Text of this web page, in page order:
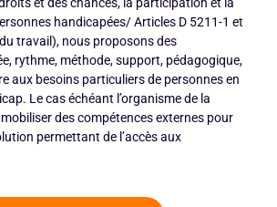
handicapées/ Articles D 5211-1 et
travail), nous proposons des
rythme, méthode, support, pédagogique,
aux besoins particuliers de personnes en
Le cas échéant l’organisme de la
des compétences externes pour
permettant de l’accès aux